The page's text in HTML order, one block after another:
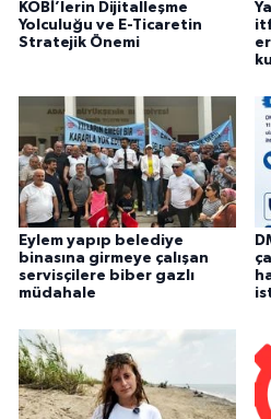
KOBİ’lerin Dijitalleşme
Yolculuğu ve E-Ticaretin
Stratejik Önemi
Eylem yapıp belediye
binasına girmeye çalışan
servisçilere biber gazlı
müdahale